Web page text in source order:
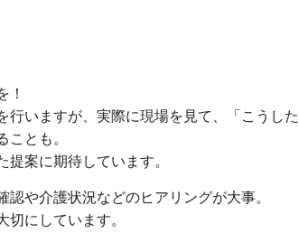
！
行いますが、実際に現場を見て、「こうした
とも。
案に期待しています。
や介護状況などのヒアリングが大事。
にしています。